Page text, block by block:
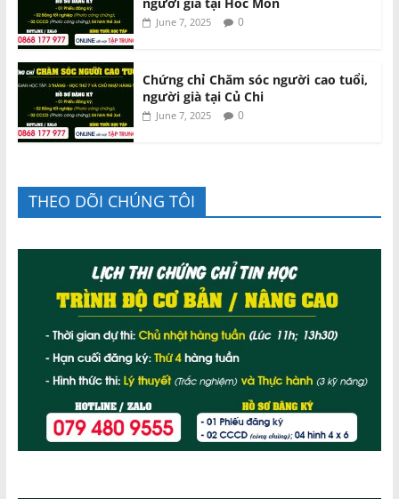
June 7, 2025 0
Chứng chỉ Chăm sóc người cao tuổi,
người già tại Củ Chi
June 7, 2025 0
THEO DÕI CHÚNG TÔI